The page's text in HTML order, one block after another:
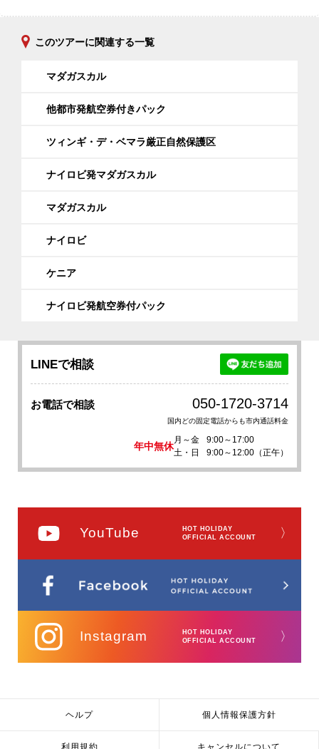
このツアーに関連する一覧
マダガスカル
他都市発航空券付きパック
ツィンギ・デ・ベマラ厳正自然保護区
ナイロビ発マダガスカル
マダガスカル
ナイロビ
ケニア
ナイロビ発航空券付パック
LINEで相談
お電話で相談 050-1720-3714
国内どの固定電話からも市内通話料金
年中無休
月～金
9:00～17:00
土・日
9:00～12:00（正午）
YouTube
HOT HOLIDAY
OFFICIAL ACCOUNT
〉
Instagram
HOT HOLIDAY
OFFICIAL ACCOUNT
〉
ヘルプ 個人情報保護方針
利用規約 キャンセルについて